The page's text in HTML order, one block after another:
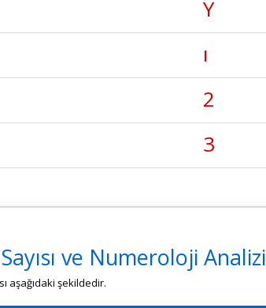
Y
ı
2
3
ve Numeroloji Analizi
aşağıdaki şekildedir.